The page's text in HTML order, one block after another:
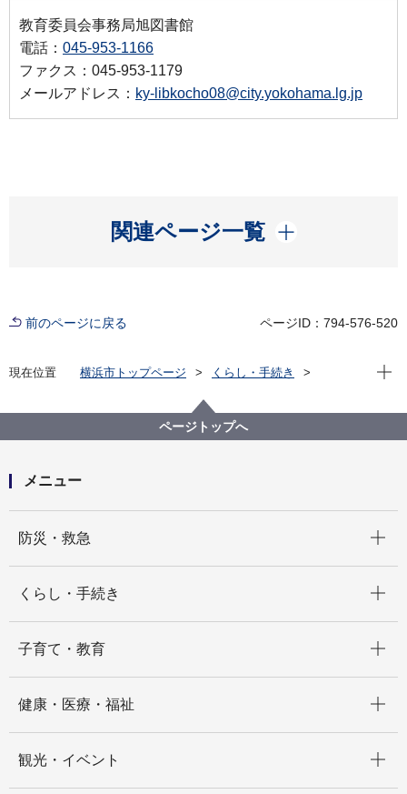
教育委員会事務局旭図書館
電話： 045-953-1166
ファクス：045-953-1179
メールアドレス： ky-libkocho08@city.yokohama.lg.jp
関連ページ一覧
開く
前のページに戻る ページID：794-576-520
現在位置 横浜市トップページ
くらし・手続き
旭区を知る
よみがえる昭和の街並み 旭区風景写真アーカイブ
2.上白根町
上白根町774番地付近10(画像番号b031)
現在
ページトップへ
メニュー
防災・救急
くらし・手続き
子育て・教育
健康・医療・福祉
観光・イベント